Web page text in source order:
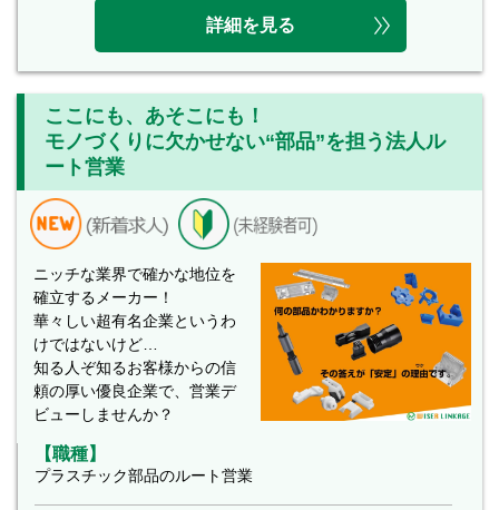
詳細を見る
ここにも、あそこにも！
モノづくりに欠かせない“部品”を担う法人ル
ート営業
ニッチな業界で確かな地位を
確立するメーカー！
華々しい超有名企業というわ
けではないけど…
知る人ぞ知るお客様からの信
頼の厚い優良企業で、営業デ
ビューしませんか？
【職種】
プラスチック部品のルート営業